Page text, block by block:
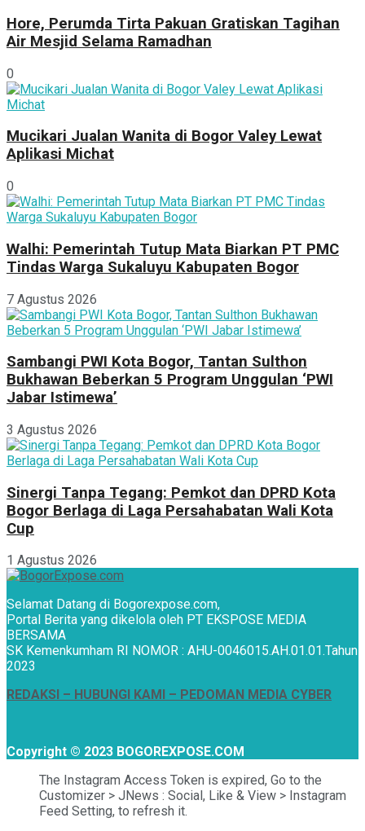
Hore, Perumda Tirta Pakuan Gratiskan Tagihan
Air Mesjid Selama Ramadhan
0
Mucikari Jualan Wanita di Bogor Valey Lewat
Aplikasi Michat
0
Walhi: Pemerintah Tutup Mata Biarkan PT PMC
Tindas Warga Sukaluyu Kabupaten Bogor
7 Agustus 2026
Sambangi PWI Kota Bogor, Tantan Sulthon
Bukhawan Beberkan 5 Program Unggulan ‘PWI
Jabar Istimewa’
3 Agustus 2026
Sinergi Tanpa Tegang: Pemkot dan DPRD Kota
Bogor Berlaga di Laga Persahabatan Wali Kota
Cup
1 Agustus 2026
Selamat Datang di Bogorexpose.com,
Portal Berita yang dikelola oleh PT EKSPOSE MEDIA
BERSAMA
SK Kemenkumham RI NOMOR : AHU-0046015.AH.01.01.Tahun
2023
REDAKSI – HUBUNGI KAMI – PEDOMAN MEDIA CYBER
Copyright © 2023 BOGOREXPOSE.COM
The Instagram Access Token is expired, Go to the
Customizer > JNews : Social, Like & View > Instagram
Feed Setting, to refresh it.